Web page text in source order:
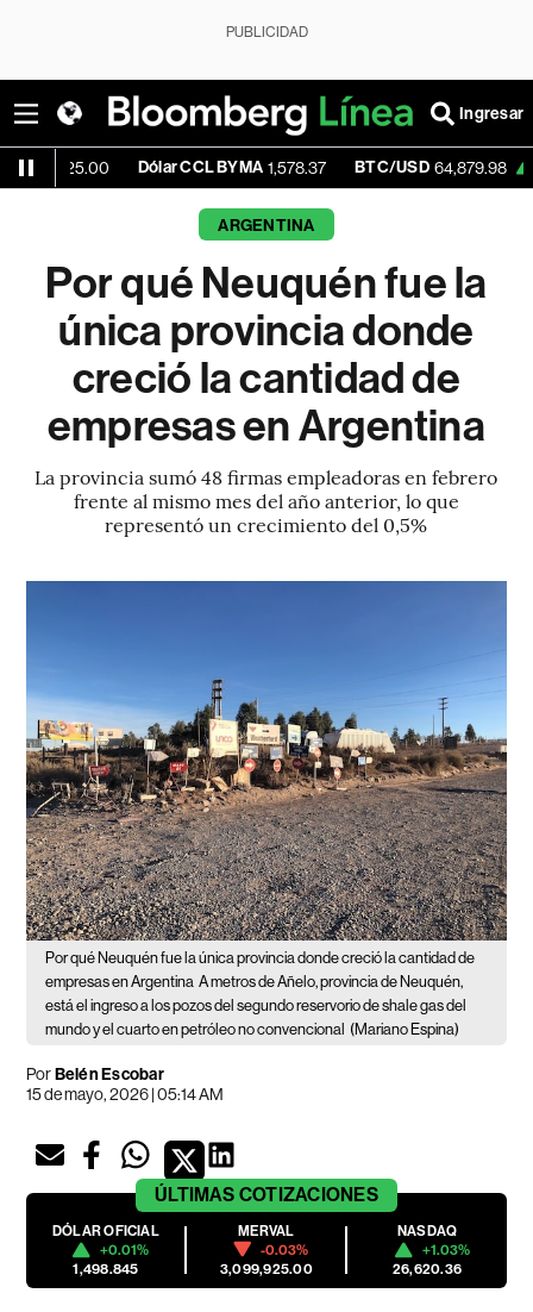
PUBLICIDAD
Ingresar
Dólar CCL BYMA 1,578.37 BTC/USD 64,879.98 +0.76%
ARGENTINA
Por qué Neuquén fue la
única provincia donde
creció la cantidad de
empresas en Argentina
La provincia sumó 48 firmas empleadoras en febrero
frente al mismo mes del año anterior, lo que
representó un crecimiento del 0,5%
Por qué Neuquén fue la única provincia donde creció la cantidad de
empresas en Argentina A metros de Añelo, provincia de Neuquén,
está el ingreso a los pozos del segundo reservorio de shale gas del
mundo y el cuarto en petróleo no convencional (Mariano Espina)
PorBelén Escobar
15 de mayo, 2026 | 05:14 AM
ÚLTIMAS COTIZACIONES
DÓLAR OFICIAL
+0.01%
1,498.845
MERVAL
-0.03%
3,099,925.00
NASDAQ
+1.03%
26,620.36